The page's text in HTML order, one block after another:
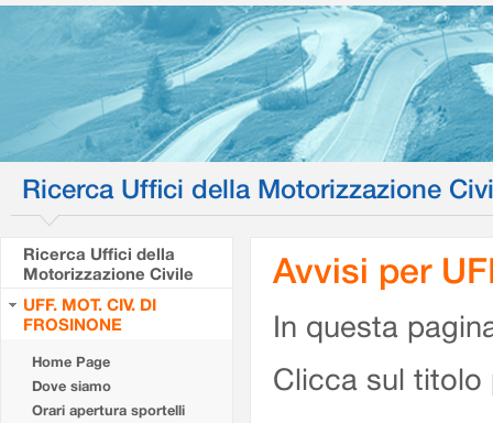
Ricerca Uffici della Motorizzazione
Ricerca Uffici della
Motorizzazione Civile
UFF. MOT. CIV. DI
FROSINONE
Home Page
Dove siamo
Orari apertura sportelli
Avvisi per
In questa
Clicca sul titolo